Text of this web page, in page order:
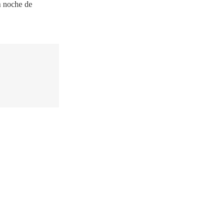
noche de